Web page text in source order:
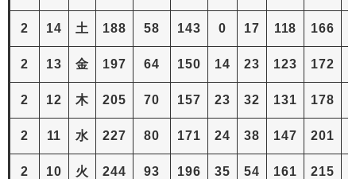
2 14 土 188 58 143 0 17 118 166
2 13 金 197 64 150 14 23 123 172
2 12 木 205 70 157 23 32 131 178
2 11 水 227 80 171 24 38 147 201
2 10 火 244 93 196 35 54 161 215